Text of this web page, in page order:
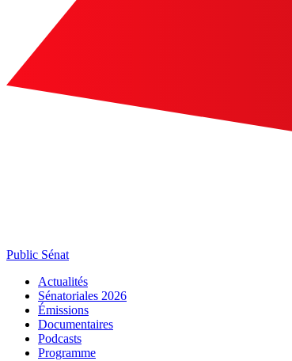
Public Sénat
Actualités
Sénatoriales 2026
Émissions
Documentaires
Podcasts
Programme